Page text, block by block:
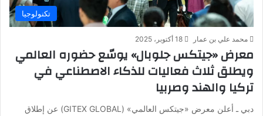
تكنولوجيا
محمد علي بن عمار 18 أكتوبر، 2025
معرض «جيتكس جلوبال» يوسّع حضوره العالمي
ويطلق ثلاث فعاليات للذكاء الاصطناعي في
تركيا والهند وصربيا
دبي ـ أعلن معرض «جيتكس العالمي» (GITEX GLOBAL) عن إطلاق